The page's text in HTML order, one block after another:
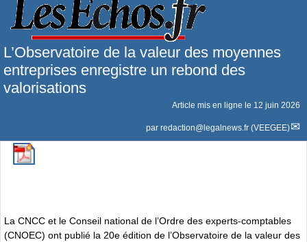
L’Observatoire de la valeur des moyennes
entreprises enregistre un rebond des
valorisations
Article mis en ligne le 12 juin 2026
par redaction@legalnews.fr (VEEGEE)
La CNCC et le Conseil national de l’Ordre des experts-comptables
(CNOEC) ont publié la 20e édition de l’Observatoire de la valeur des